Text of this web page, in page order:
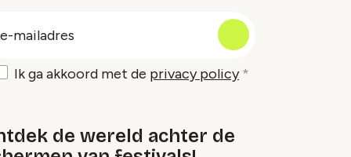
Ik ga akkoord met de privacy policy
de wereld achter de